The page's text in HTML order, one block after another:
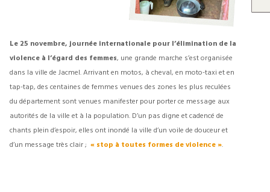
Le 25 novembre, journée internationale pour l’élimination de la
violence à l’égard des femmes, une grande marche s’est organisée
dans la ville de Jacmel. Arrivant en motos, à cheval, en moto-taxi et en
tap-tap, des centaines de femmes venues des zones les plus reculées
du département sont venues manifester pour porter ce message aux
autorités de la ville et à la population. D’un pas digne et cadencé de
chants plein d’espoir, elles ont inondé la ville d’un voile de douceur et
d’un message très clair ; « stop à toutes formes de violence ».